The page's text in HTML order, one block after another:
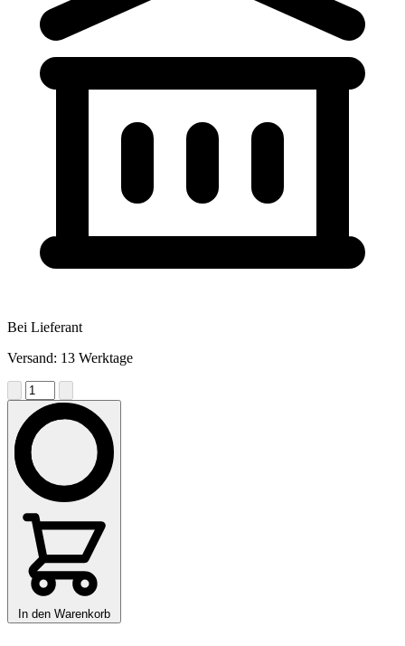
Bei Lieferant
Versand: 13 Werktage
In den Warenkorb